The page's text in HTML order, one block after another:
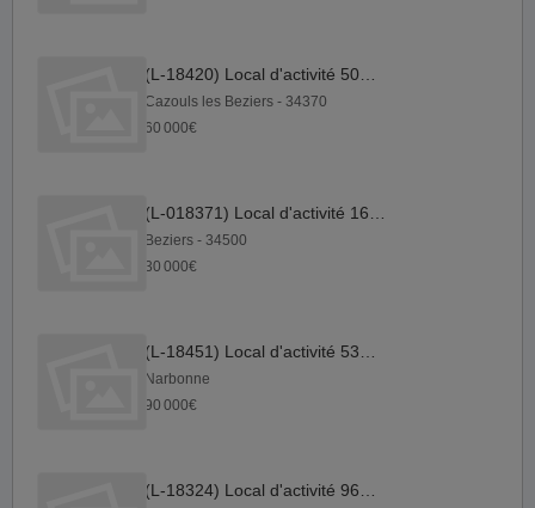
Cazouls les Beziers - 34370
60 000€
Beziers - 34500
30 000€
Narbonne
90 000€